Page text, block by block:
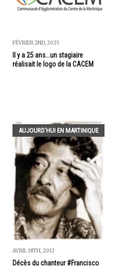
FÉVRIER 2ND, 2025
Il y a 25 ans...un stagiaire
réalisait le logo de la CACEM
AUJOURD'HUI EN MARTINIQUE
AVRIL 18TH, 2013
Décès du chanteur #Francisco